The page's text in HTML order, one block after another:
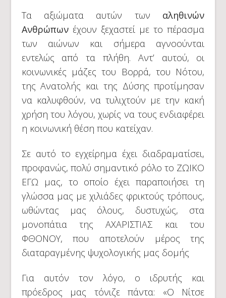
Τα αξιώματα αυτών των αληθινών
Ανθρώπωνέχουν ξεχαστεί με το πέρασμα
των αιώνων και σήμερα αγνοούνται
εντελώς από τα πλήθη. Αντ’ αυτού, οι
κοινωνικές μάζες του Βορρά, του Νότου,
της Ανατολής και της Δύσης προτίμησαν
να καλυφθούν, να τυλιχτούν με την κακή
χρήση του λόγου, χωρίς να τους ενδιαφέρει
η κοινωνική θέση που κατείχαν.
Σε αυτό το εγχείρημα έχει διαδραματίσει,
προφανώς, πολύ σημαντικό ρόλο το ΖΩΙΚΟ
ΕΓΩ μας, το οποίο έχει παραποιήσει τη
γλώσσα μας με χιλιάδες φρικτούς τρόπους,
ωθώντας μας όλους, δυστυχώς, στα
μονοπάτια της ΑΧΑΡΙΣΤΙΑΣ και του
ΦΘΟΝΟΥ, που αποτελούν μέρος της
διαταραγμένης ψυχολογικής μας δομής
Για αυτόν τον λόγο, ο ιδρυτής και
πρόεδρος μας τόνιζε πάντα: «Ο Νίτσε